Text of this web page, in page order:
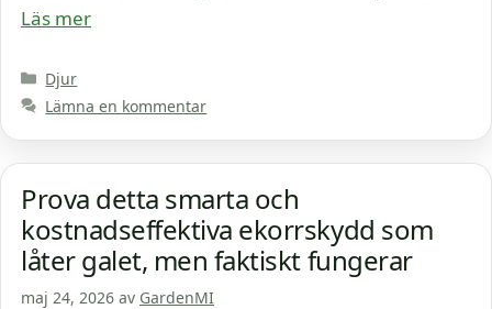
Läs mer
Kategorier
Djur
Lämna en kommentar
Prova detta smarta och
kostnadseffektiva ekorrskydd som
låter galet, men faktiskt fungerar
maj 24, 2026 av GardenMI